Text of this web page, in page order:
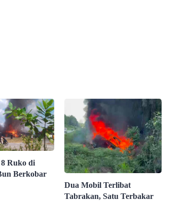
8 Ruko di
Berkobar
Dua Mobil Terlibat
Tabrakan, Satu Terbakar